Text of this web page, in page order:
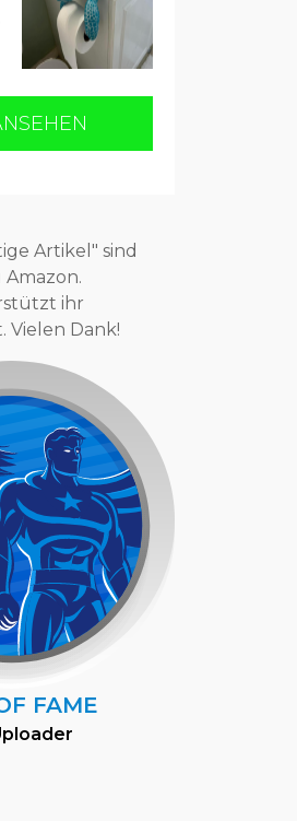
Artikel" sind
ihr
Vielen Dank!
FAME